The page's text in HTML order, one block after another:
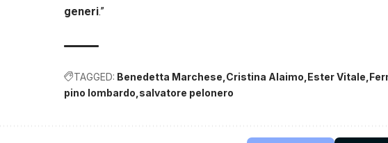
generi.”
TAGGED: Benedetta Marchese Cristina Alaimo Ester Vitale
pino lombardo salvatore pelonero